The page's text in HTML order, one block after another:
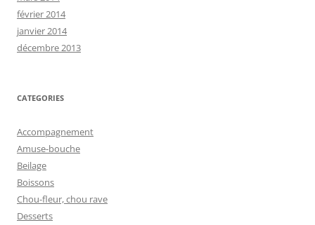
février 2014
janvier 2014
décembre 2013
CATEGORIES
Accompagnement
Amuse-bouche
Beilage
Boissons
Chou-fleur, chou rave
Desserts